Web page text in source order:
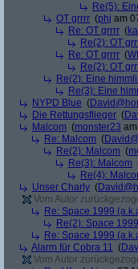
Re(5):
OT grrrr (phj am
Re: OT grrrr (
Re(2): OT
Re: OT grrrr (
Re(2): OT
Re(2): Eine
Re(3): Eine
NYPD Blue (
Die Rettungsflieger (
Malcom (monster23
Re: Malcom (
Re(2): Malcom (
Re(3): Malcom
Re(4):
Unser Charly (
Vom Autor
Re: Space 1999
Re(2): Space
Re: Space 1999
Alarm für Cobra 11 (
Vom Autor